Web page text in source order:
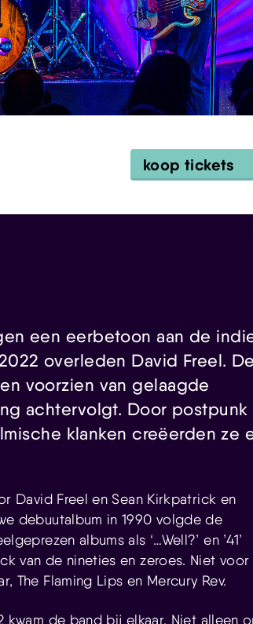
koop tickets
een eerbetoon aan de
overleden David Freel. De
voorzien van gelaagde
achtervolgt. Door postpunk
klanken creëerden ze
David Freel en Sean Kirkpatrick en
debuutalbum in 1990 volgde de
albums als ‘…Well?’ en ’41’
van de nineties en zeroes. Niet voor
The Flaming Lips en Mercury Rev.
de band bij elkaar. Niet alleen